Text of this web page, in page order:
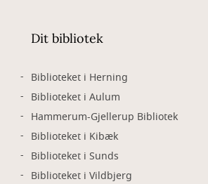
Dit bibliotek
Biblioteket i Herning
Biblioteket i Aulum
Hammerum-Gjellerup Bibliotek
Biblioteket i Kibæk
Biblioteket i Sunds
Biblioteket i Vildbjerg